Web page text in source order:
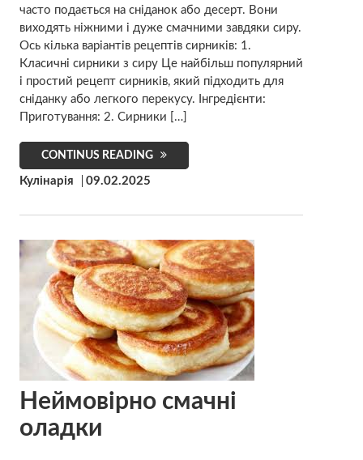
часто подається на сніданок або десерт. Вони
виходять ніжними і дуже смачними завдяки сиру.
Ось кілька варіантів рецептів сирників: 1.
Класичні сирники з сиру Це найбільш популярний
і простий рецепт сирників, який підходить для
сніданку або легкого перекусу. Інгредієнти:
Приготування: 2. Сирники […]
CONTINUS READING
Кулінарія 09.02.2025
Неймовірно смачні
оладки